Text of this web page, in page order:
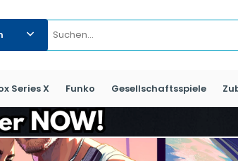
Series X Funko Gesellschaftsspiele